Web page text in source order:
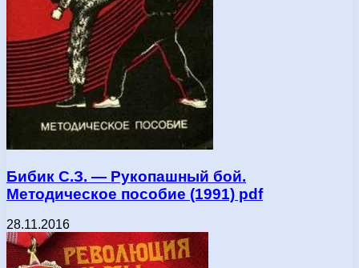
Бибик С.З. — Рукопашный бой.
Методическое пособие (1991) pdf
28.11.2016